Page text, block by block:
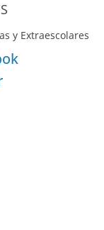
y Extraescolares